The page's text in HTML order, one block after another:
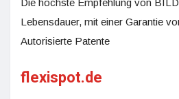
Die höchste Empfehlung von
Lebensdauer, mit einer Garantie
Autorisierte Patente
flexispot.de